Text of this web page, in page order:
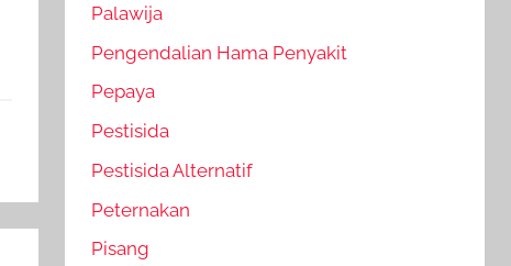
Palawija
Pengendalian Hama Penyakit
Pepaya
Pestisida
Pestisida Alternatif
Peternakan
Pisang